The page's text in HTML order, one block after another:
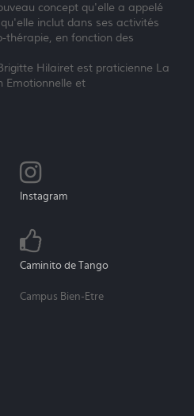
concept qu'elle a appelé
inclut dans ses activités
thérapie, en fonction des
Hilairet est praticienne La
Emotionnelle et
Instagram
Caminito de Tango
Campus Bien-Etre